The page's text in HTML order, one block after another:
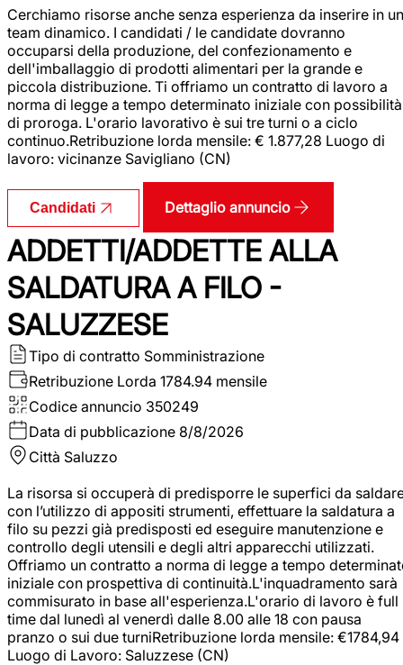
Cerchiamo risorse anche senza esperienza da inserire in un
team dinamico. I candidati / le candidate dovranno
occuparsi della produzione, del confezionamento e
dell'imballaggio di prodotti alimentari per la grande e
piccola distribuzione. Ti offriamo un contratto di lavoro a
norma di legge a tempo determinato iniziale con possibilità
di proroga. L'orario lavorativo è sui tre turni o a ciclo
continuo.Retribuzione lorda mensile: € 1.877,28 Luogo di
lavoro: vicinanze Savigliano (CN)
Candidati Dettaglio annuncio
ADDETTI/ADDETTE ALLA
SALDATURA A FILO -
SALUZZESE
Tipo di contratto Somministrazione
Retribuzione Lorda 1784.94 mensile
Codice annuncio 350249
Data di pubblicazione 8/8/2026
Città Saluzzo
La risorsa si occuperà di predisporre le superfici da
con l’utilizzo di appositi strumenti, effettuare la saldatura a
filo su pezzi già predisposti ed eseguire manutenzione e
controllo degli utensili e degli altri apparecchi utilizzati.
Offriamo un contratto a norma di legge a tempo
iniziale con prospettiva di continuità.L'inquadramento sarà
commisurato in base all'esperienza.L'orario di lavoro è full
time dal lunedì al venerdì dalle 8.00 alle 18 con pausa
pranzo o sui due turniRetribuzione lorda mensile: €1784,94
Luogo di Lavoro: Saluzzese (CN)